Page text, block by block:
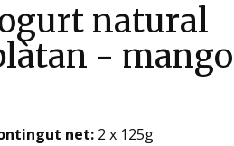
natural
- mango
net: 2 x 125g